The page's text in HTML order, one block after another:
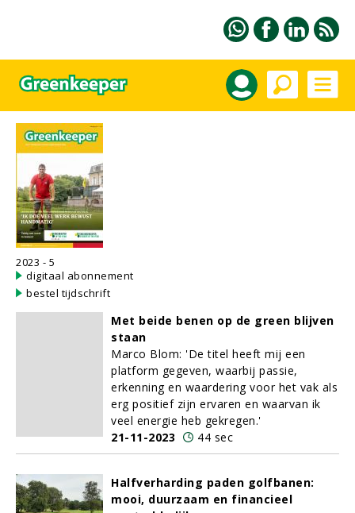
2023 - 5
digitaal abonnement
bestel tijdschrift
Met beide benen op de green blijven
staan
Marco Blom: 'De titel heeft mij een
platform gegeven, waarbij passie,
erkenning en waardering voor het vak als
erg positief zijn ervaren en waarvan ik
veel energie heb gekregen.'
21-11-2023
44 sec
Halfverharding paden golfbanen:
mooi, duurzaam en financieel